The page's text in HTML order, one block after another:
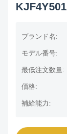
ブランド名:
モデル番号:
最低注文数量:
価格:
補給能力: